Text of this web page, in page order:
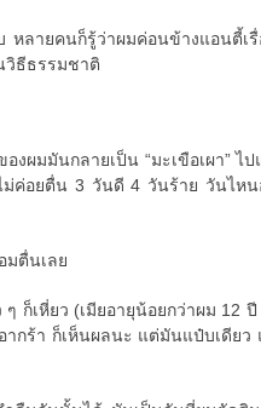
ลายคนก็รู้ว่าผมค่อนข้างแอนตี้เรื่
วิธีธรรมชาติ
ผมมันกลายเป็น “มะเขือเผา” ไป
ไม่ค่อยตื่น 3 วันดี 4 วันร้าย วันไห
มตื่นเลย
ๆ ก็เหี่ยว (เมียอายุน้อยกว่าผม 12 ปี
ากร้า ก็เห็นผลนะ แต่มันแป๋บเดียว